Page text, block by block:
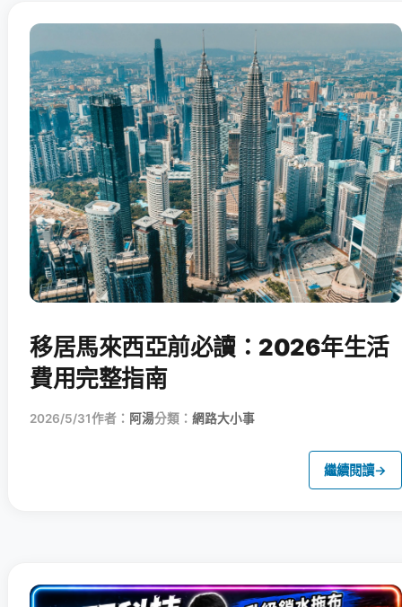
移居馬來西亞前必讀：2026年生活
費用完整指南
2026/5/31作者： 阿湯分類： 網路大小事
繼續閱讀→